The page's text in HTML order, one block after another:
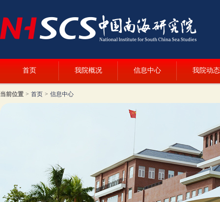
首页 我院概况 信息中心 我院动态
当前位置 > 首页 > 信息中心